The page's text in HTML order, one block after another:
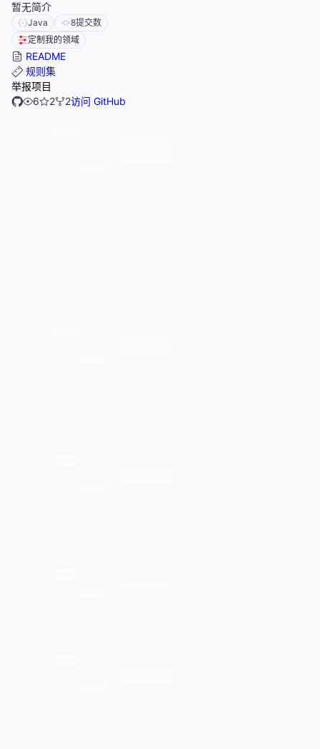
暂无简介
Java 8提交数
定制我的领域
README
规则集
举报项目
6
2 2访问 GitHub